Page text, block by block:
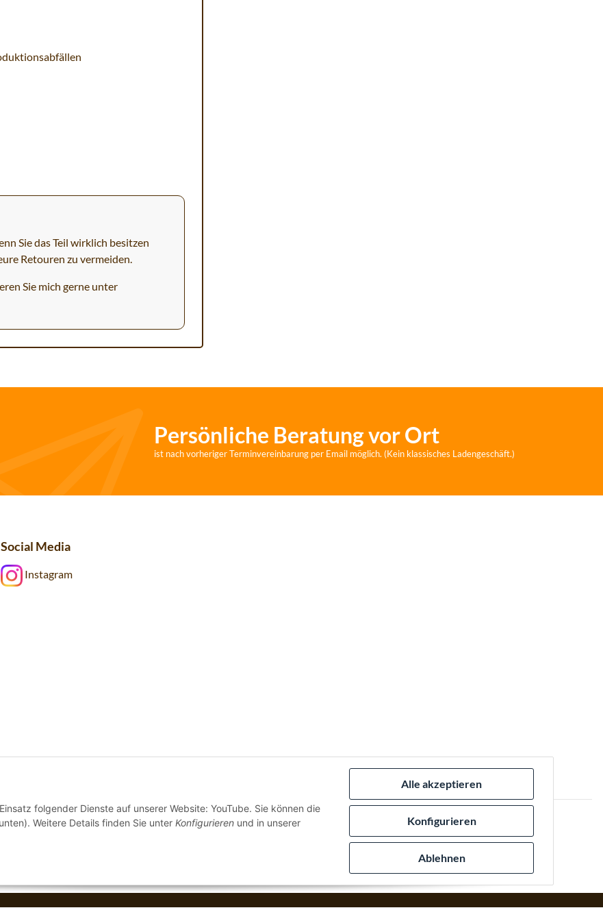
Alle akzeptieren
Konfigurieren
Ablehnen
folgender Dienste auf unserer Website: YouTube. Sie können die
Weitere Details finden Sie unter Konfigurieren und in unserer
Sie das Teil wirklich besitzen
Retouren zu vermeiden.
Sie mich gerne unter
Persönliche Beratung vor Ort
ist nach vorheriger Terminvereinbarung per Email möglich. (Kein klassisches Ladengeschäft.)
Social Media
Instagram
Wir versenden via:
© Stilecht Erding Tatjana Armbruster Perfected byDreizack Medien. Powered byJTL-Shop